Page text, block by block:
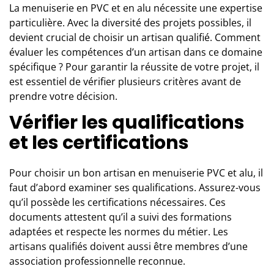
La menuiserie en PVC et en alu nécessite une expertise
particulière. Avec la diversité des projets possibles, il
devient crucial de choisir un artisan qualifié. Comment
évaluer les compétences d’un artisan dans ce domaine
spécifique ? Pour garantir la réussite de votre projet, il
est essentiel de vérifier plusieurs critères avant de
prendre votre décision.
Vérifier les qualifications
et les certifications
Pour choisir un bon artisan en menuiserie PVC et alu, il
faut d’abord examiner ses qualifications. Assurez-vous
qu’il possède les certifications nécessaires. Ces
documents attestent qu’il a suivi des formations
adaptées et respecte les normes du métier. Les
artisans qualifiés doivent aussi être membres d’une
association professionnelle reconnue.